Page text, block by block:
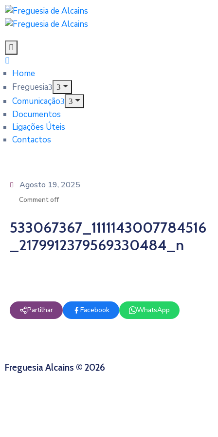
Home
Freguesia
Comunicação
Documentos
Ligações Úteis
Contactos
Agosto 19, 2025
Comment off
533067367_1111143007784516
_2179912379569330484_n
Partilhar Facebook WhatsApp
Freguesia Alcains © 2026